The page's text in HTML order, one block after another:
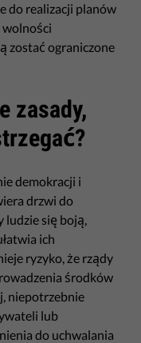
do realizacji planów
wolności
zostać ograniczone
zasady,
demokracji i
drzwi do
ludzie się boją,
ich
ryzyko, że rządy
środków
niepotrzebnie
lub
do uchwalania